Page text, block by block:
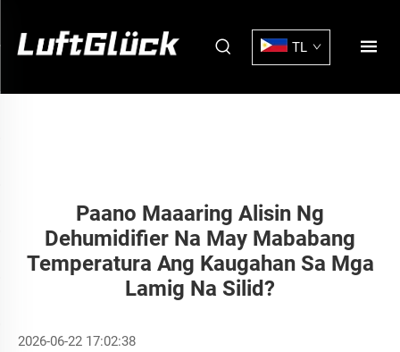
TL
Paano Maaaring Alisin Ng
Dehumidifier Na May Mababang
Temperatura Ang Kaugahan Sa Mga
Lamig Na Silid?
2026-06-22 17:02:38